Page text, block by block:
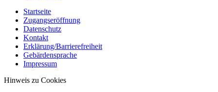
Startseite
Zugangseröffnung
Datenschutz
Kontakt
Erklärung/Barrierefreiheit
Gebärdensprache
Impressum
Hinweis zu Cookies